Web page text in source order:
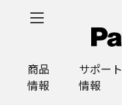
商品
情報
サポート
情報